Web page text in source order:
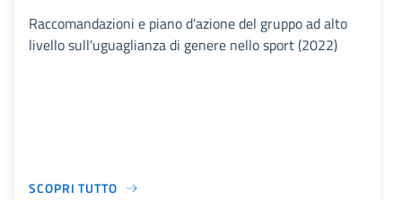
Raccomandazioni e piano d'azione del gruppo ad alto
livello sull'uguaglianza di genere nello sport (2022)
SCOPRI TUTTO